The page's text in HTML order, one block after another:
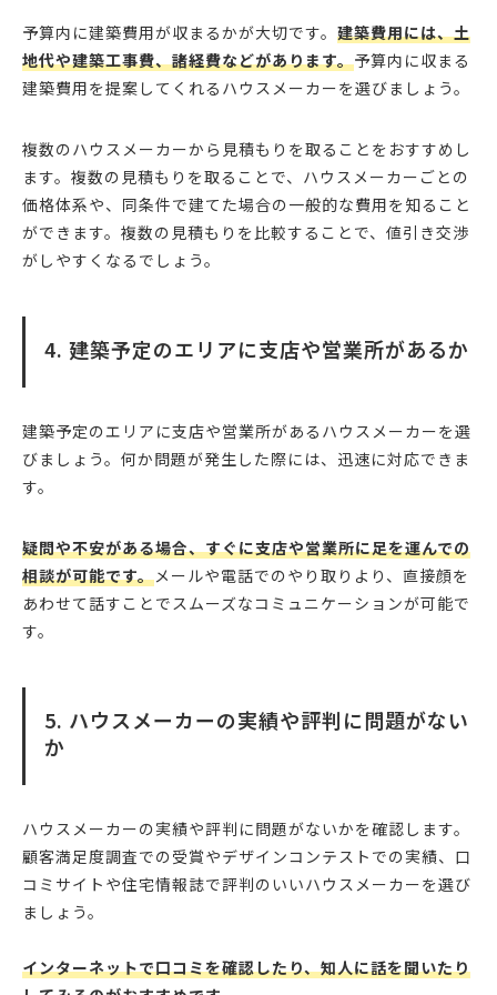
予算内に建築費用が収まるかが大切です。 建築費用には、土
地代や建築工事費、諸経費などがあります。予算内に収まる
建築費用を提案してくれるハウスメーカーを選びましょう。
複数のハウスメーカーから見積もりを取ることをおすすめし
ます。複数の見積もりを取ることで、ハウスメーカーごとの
価格体系や、同条件で建てた場合の一般的な費用を知ること
ができます。複数の見積もりを比較することで、値引き交渉
がしやすくなるでしょう。
4. 建築予定のエリアに支店や営業所があるか
建築予定のエリアに支店や営業所があるハウスメーカーを選
びましょう。何か問題が発生した際には、迅速に対応できま
す。
疑問や不安がある場合、すぐに支店や営業所に足を運んでの
相談が可能です。メールや電話でのやり取りより、直接顔を
あわせて話すことでスムーズなコミュニケーションが可能で
す。
5. ハウスメーカーの実績や評判に問題がない
か
ハウスメーカーの実績や評判に問題がないかを確認します。
顧客満足度調査での受賞やデザインコンテストでの実績、口
コミサイトや住宅情報誌で評判のいいハウスメーカーを選び
ましょう。
インターネットで口コミを確認したり、知人に話を聞いたり